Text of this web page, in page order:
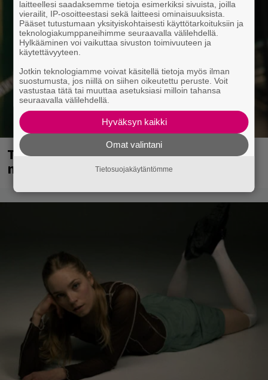
Tampereella sunnuntaina superpäivä –
nämä artistit mukana
laitteellesi saadaksemme tietoja esimerkiksi sivuista, joilla
vierailit, IP-osoitteestasi sekä laitteesi ominaisuuksista.
Pääset tutustumaan yksityiskohtaisesti käyttötarkoituksiin ja
teknologiakumppaneihimme seuraavalla välilehdellä.
Hylkääminen voi vaikuttaa sivuston toimivuuteen ja
käytettävyyteen.
Jotkin teknologiamme voivat käsitellä tietoja myös ilman
suostumusta, jos niillä on siihen oikeutettu peruste. Voit
vastustaa tätä tai muuttaa asetuksiasi milloin tahansa
seuraavalla välilehdellä.
Hyväksyn kaikki
Omat valintani
Tietosuojakäytäntömme